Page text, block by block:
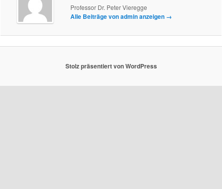
Professor Dr. Peter Vieregge
Alle Beiträge von admin anzeigen →
Stolz präsentiert von WordPress